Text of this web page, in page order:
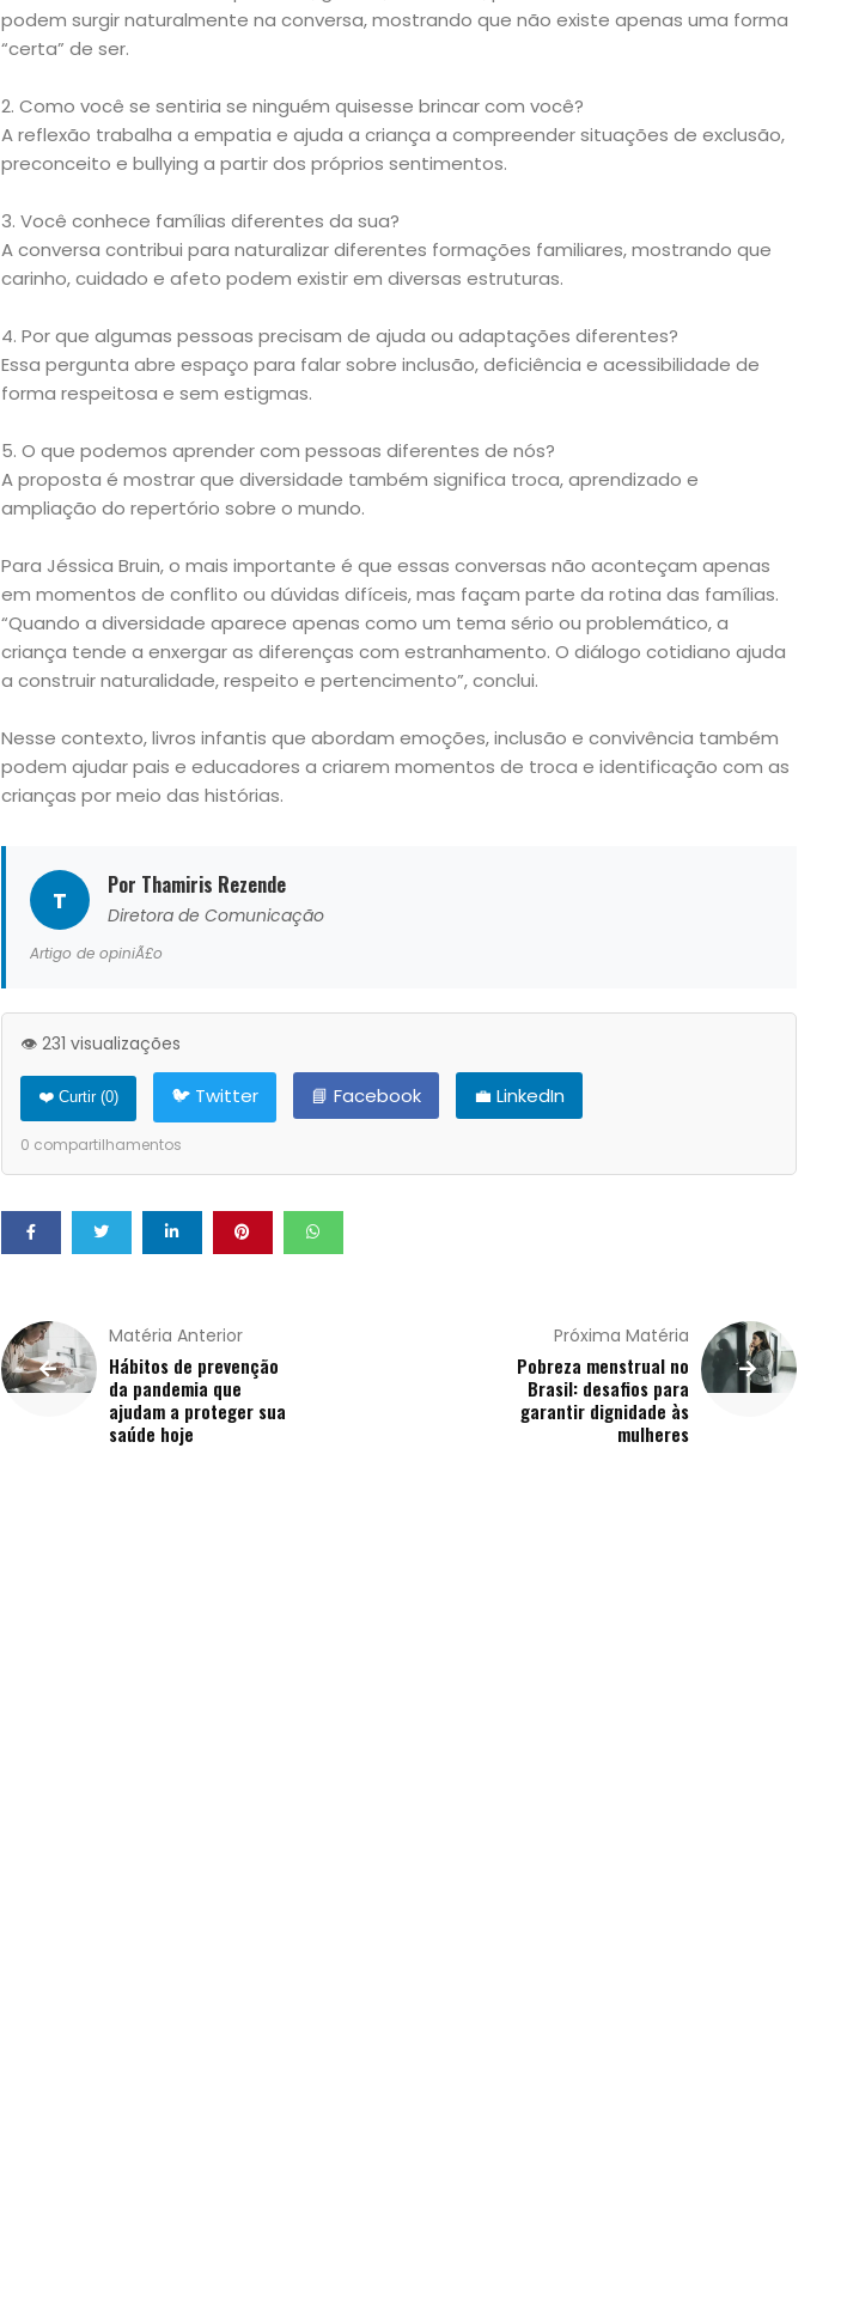
Academia
Beleza
Bora
lá!
e
Decoração
Exclusiva
Homem
Mães
&
Filhos
Notícias
Opinião
Pets
Receitas
Saúde
Qualidade
de
Vida
Sexualidade
Variedades
podem surgir naturalmente na conversa, mostrando que não existe apenas uma forma
“certa” de ser.
2. Como você se sentiria se ninguém quisesse brincar com você?
A reflexão trabalha a empatia e ajuda a criança a compreender situações de exclusão,
preconceito e bullying a partir dos próprios sentimentos.
3. Você conhece famílias diferentes da sua?
A conversa contribui para naturalizar diferentes formações familiares, mostrando que
carinho, cuidado e afeto podem existir em diversas estruturas.
4. Por que algumas pessoas precisam de ajuda ou adaptações diferentes?
Essa pergunta abre espaço para falar sobre inclusão, deficiência e acessibilidade de
forma respeitosa e sem estigmas.
5. O que podemos aprender com pessoas diferentes de nós?
A proposta é mostrar que diversidade também significa troca, aprendizado e
ampliação do repertório sobre o mundo.
Para Jéssica Bruin, o mais importante é que essas conversas não aconteçam apenas
em momentos de conflito ou dúvidas difíceis, mas façam parte da rotina das famílias.
“Quando a diversidade aparece apenas como um tema sério ou problemático, a
criança tende a enxergar as diferenças com estranhamento. O diálogo cotidiano ajuda
a construir naturalidade, respeito e pertencimento”, conclui.
Nesse contexto, livros infantis que abordam emoções, inclusão e convivência também
podem ajudar pais e educadores a criarem momentos de troca e identificação com as
crianças por meio das histórias.
T
Por Thamiris Rezende
Diretora de Comunicação
Artigo de opiniÃ£o
👁️ 231 visualizações
❤️ Curtir (0) 🐦 Twitter 📘 Facebook 💼 LinkedIn
0 compartilhamentos
Matéria Anterior
Hábitos de prevenção
da pandemia que
ajudam a proteger sua
saúde hoje
Próxima Matéria
Pobreza menstrual no
Brasil: desafios para
garantir dignidade às
mulheres